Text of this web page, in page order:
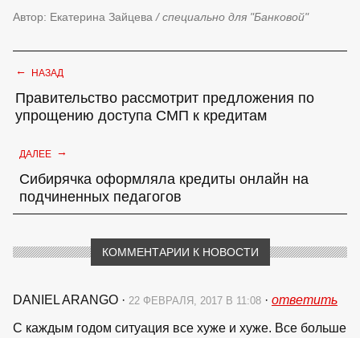
Автор: Екатерина Зайцева / специально для "Банковой"
← НАЗАД
Правительство рассмотрит предложения по
упрощению доступа СМП к кредитам
ДАЛЕЕ →
Сибирячка оформляла кредиты онлайн на
подчиненных педагогов
КОММЕНТАРИИ К НОВОСТИ
DANIEL ARANGO · 22 ФЕВРАЛЯ, 2017 В 11:08 · ответить
С каждым годом ситуация все хуже и хуже. Все больше